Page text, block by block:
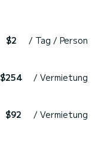
$2 / Tag / Person
$254 / Vermietung
$92 / Vermietung